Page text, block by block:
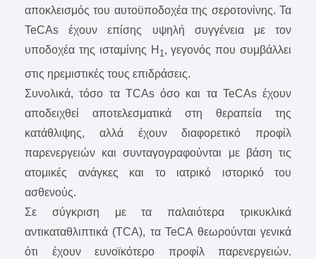
αποκλεισμός του αυτοϋποδοχέα της σεροτονίνης. Τα
TeCAs έχουν επίσης υψηλή συγγένεια με τον
υποδοχέα της ισταμίνης H 1, γεγονός που συμβάλλει
στις ηρεμιστικές τους επιδράσεις.
Συνολικά, τόσο τα TCAs όσο και τα TeCAs έχουν
αποδειχθεί αποτελεσματικά στη θεραπεία της
κατάθλιψης, αλλά έχουν διαφορετικό προφίλ
παρενεργειών και συνταγογραφούνται με βάση τις
ατομικές ανάγκες και το ιατρικό ιστορικό του
ασθενούς.
Σε σύγκριση με τα παλαιότερα τρικυκλικά
αντικαταθλιπτικά (TCA), τα TeCA θεωρούνται γενικά
ότι έχουν ευνοϊκότερο προφίλ παρενεργειών.